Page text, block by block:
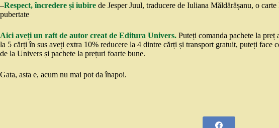
–Respect, încredere și iubire de Jesper Juul, traducere de Iuliana Măldărășanu, o
pubertate
Aici aveți un raft de autor creat de Editura Univers. Puteți comanda pachete la
la 5 cărți în sus aveți extra 10% reducere la 4 dintre cărți și transport gratuit, puteți face
de la Univers și pachete la prețuri foarte bune.
Gata, asta e, acum nu mai pot da înapoi.